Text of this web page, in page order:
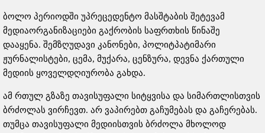
ბოლო პერიოდში უპრეცედენტო მასშტაბის შეტევამ
მედიაორგანიზაციები გაქრობის საფრთხის წინაშე
დააყენა. შემზღუდავი კანონები, პოლიტპატიმარი
ჟურნალისტები, ცემა, მუქარა, ცენზურა, დევნა ქართული
მედიის ყოველდღიურობა გახდა.
ამ რთულ გზაზე თავისუფალი სიტყვისა და სიმართლისთვის
ბრძოლას ვირჩევთ. არ ვაპირებთ გაჩუმებას და გაჩერებას.
თუმცა თავისუფალი მედიისთვის ბრძოლა მხოლოდ